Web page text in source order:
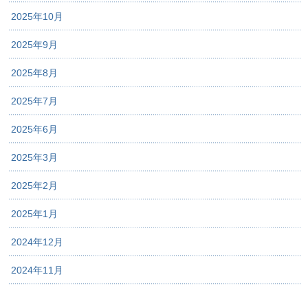
2025年10月
2025年9月
2025年8月
2025年7月
2025年6月
2025年3月
2025年2月
2025年1月
2024年12月
2024年11月